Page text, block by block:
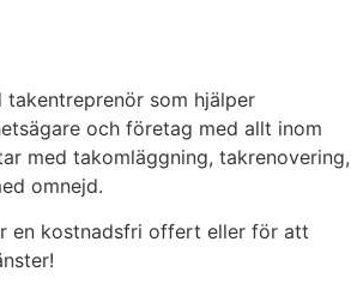
takentreprenör som hjälper
och företag med allt inom
med takomläggning, takrenovering,
omnejd.
en kostnadsfri offert eller för att